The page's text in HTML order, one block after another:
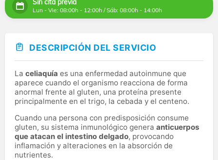
Sin cita previa
Lun - Vie: 08:00h - 12:00h / Sáb: 08:00h - 14:00h
DESCRIPCIÓN DEL SERVICIO
La celiaquía es una enfermedad autoinmune que
aparece cuando el organismo reacciona de forma
anormal frente al gluten, una proteína presente
principalmente en el trigo, la cebada y el centeno.
Cuando una persona con predisposición consume
gluten, su sistema inmunológico genera anticuerpos
que atacan el intestino delgado, provocando
inflamación y alteraciones en la absorción de
nutrientes.